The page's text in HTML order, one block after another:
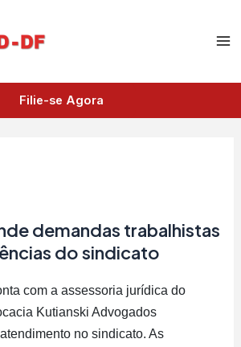
Filie-se Agora
demandas trabalhistas
do sindicato
com a assessoria jurídica do
Kutianski Advogados
no sindicato. As